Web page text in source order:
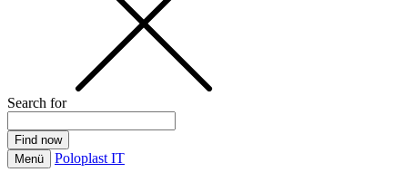
Search for
Menü Poloplast IT